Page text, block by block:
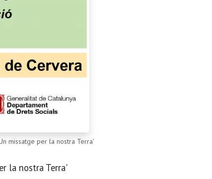
missatge per la nostra Terra'
la nostra Terra'